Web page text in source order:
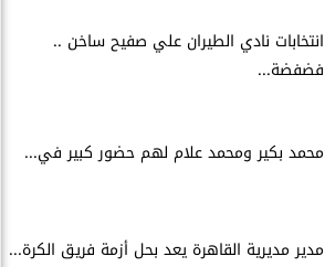
انتخابات نادي الطيران علي صفيح ساخن ..
فضفضة...
محمد بكير ومحمد علام لهم حضور كبير في...
مدير مديرية القاهرة يعد بحل أزمة فريق الكرة...